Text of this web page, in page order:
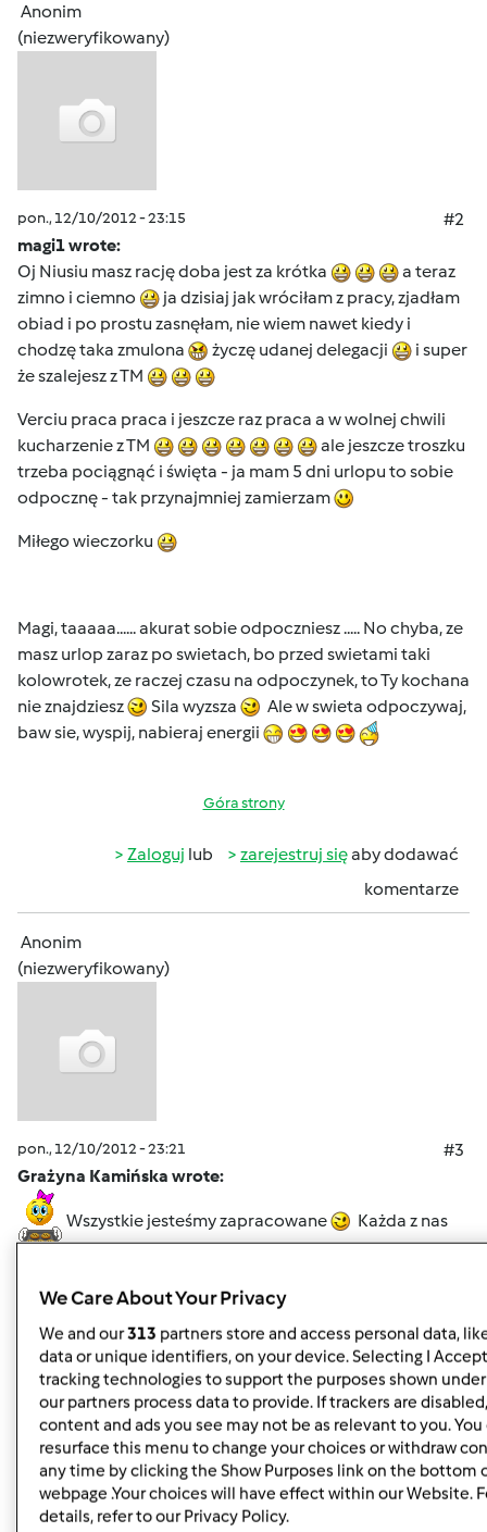
Anonim
(niezweryfikowany)
pon., 12/10/2012 - 23:15
#2
magi1 wrote:
Oj Niusiu masz rację doba jest za krótka
a teraz
zimno i ciemno
ja dzisiaj jak wróciłam z pracy, zjadłam
obiad i po prostu zasnęłam, nie wiem nawet kiedy i
chodzę taka zmulona
życzę udanej delegacji
i super
że szalejesz z TM
Verciu praca praca i jeszcze raz praca a w wolnej chwili
kucharzenie z TM
ale jeszcze troszku
trzeba pociągnąć i święta - ja mam 5 dni urlopu to sobie
odpocznę - tak przynajmniej zamierzam
Miłego wieczorku
Magi, taaaaa...... akurat sobie odpoczniesz ..... No chyba, ze
masz urlop zaraz po swietach, bo przed swietami taki
kolowrotek, ze raczej czasu na odpoczynek, to Ty kochana
nie znajdziesz
Sila wyzsza
Ale w swieta odpoczywaj,
baw sie, wyspij, nabieraj energii
Góra strony
Zaloguj lub zarejestruj sięaby dodawać
komentarze
Anonim
(niezweryfikowany)
pon., 12/10/2012 - 23:21
#3
Grażyna Kamińska wrote:
Wszystkie jesteśmy zapracowane Każda z nas
przepisy z przepisowni, aby zabłysnąć przy świątecznym
Dziewczynki życzę wytrwania w trudach dnia
codziennego i aby do wiosny. Buziaczki
Zgadzam sie z Toba Grazynko, calkowicie
Choc na
chwile "wpadlam" na pogaduszki, bo w tym nawale zajec,
ostatnio malo sie slyszalysmy, i zatesknilam
Zawsze to przyjemnie, choc w biegu prawie, zajrzec tutaj, i
dowiedziec sie jak leci, i co slychac
We Care About Your Privacy
We and our313 partners store and access personal data,
data or unique identifiers, on your device. Selecting I
tracking technologies to support the purposes shown
our partners process data to provide. If trackers are
content and ads you see may not be as relevant to you. You
resurface this menu to change your choices or withdraw
any time by clicking the Show Purposes link on the bottom
webpage .Your choices will have effect within our Website.
details, refer to our Privacy Policy.